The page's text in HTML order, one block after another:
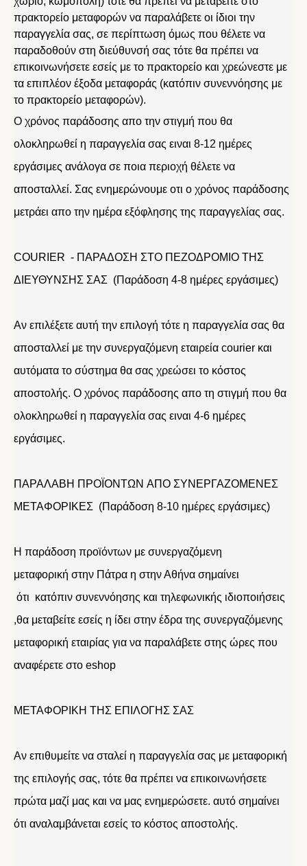
πρακτορείο μεταφορών να παραλάβετε οι ίδιοι την
παραγγελία σας, σε περίπτωση όμως που θέλετε να
παραδοθούν στη διεύθυνσή σας τότε θα πρέπει να
επικοινωνήσετε εσείς με το πρακτορείο και χρεώνεστε με
τα επιπλέον έξοδα μεταφοράς (κατόπιν συνεννόησης με
το πρακτορείο μεταφορών).
Ο χρόνος παράδοσης απο την στιγμή που θα
ολοκληρωθεί η παραγγελία σας ειναι 8-12 ημέρες
εργάσιμες ανάλογα σε ποια περιοχή θέλετε να
αποσταλλεί. Σας ενημερώνουμε οτι ο χρόνος παράδοσης
μετράει απο την ημέρα εξόφλησης της παραγγελίας σας.
COURIER - ΠΑΡΑΔΟΣΗ ΣΤΟ ΠΕΖΟΔΡΟΜΙΟ ΤΗΣ
ΔΙΕΥΘΥΝΣΗΣ ΣΑΣ (Παράδοση 4-8 ημέρες εργάσιμες)
Αν επιλέξετε αυτή την επιλογή τότε η παραγγελία σας θα
αποσταλλεί με την συνεργαζόμενη εταιρεία courier και
αυτόματα το σύστημα θα σας χρεώσει το κόστος
αποστολής. Ο χρόνος παράδοσης απο τη στιγμή που θα
ολοκληρωθεί η παραγγελία σας ειναι 4-6 ημέρες
εργάσιμες.
ΠΑΡΑΛΑΒΗ ΠΡΟΪΟΝΤΩΝ ΑΠΟ ΣΥΝΕΡΓΑΖΟΜΕΝΕΣ
ΜΕΤΑΦΟΡΙΚΕΣ (Παράδοση 8-10 ημέρες εργάσιμες)
Η παράδοση προϊόντων με συνεργαζόμενη
μεταφορική στην Πάτρα η στην Αθήνα σημαίνει
ότι κατόπιν συνεννόησης και τηλεφωνικής ιδιοποιήσεις
,θα μεταβείτε εσείς η ίδει στην έδρα της συνεργαζόμενης
μεταφορική εταιρίας για να παραλάβετε στης ώρες που
αναφέρετε στο eshop
ΜΕΤΑΦΟΡΙΚΗ ΤΗΣ ΕΠΙΛΟΓΗΣ ΣΑΣ
Αν επιθυμείτε να σταλεί η παραγγελία σας με μεταφορική
της επιλογής σας, τότε θα πρέπει να επικοινωνήσετε
πρώτα μαζί μας και να μας ενημερώσετε. αυτό σημαίνει
ότι αναλαμβάνεται εσείς το κόστος αποστολής.